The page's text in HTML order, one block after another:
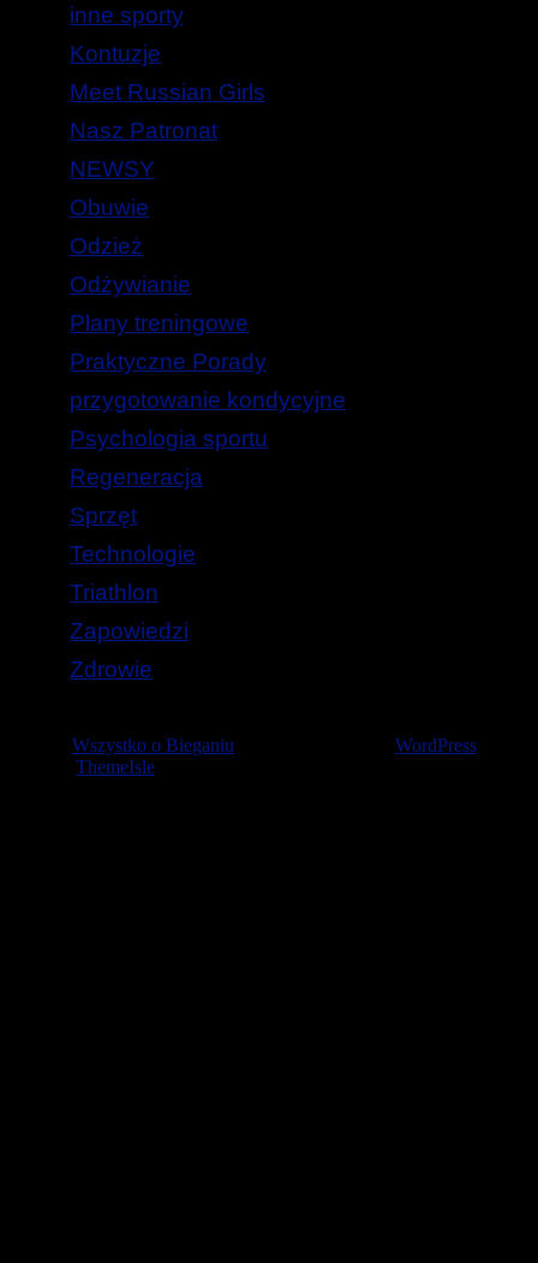
inne sporty
Kontuzje
Meet Russian Girls
Nasz Patronat
NEWSY
Obuwie
Odzież
Odżywianie
Plany treningowe
Praktyczne Porady
przygotowanie kondycyjne
Psychologia sportu
Regeneracja
Sprzęt
Technologie
Triathlon
Zapowiedzi
Zdrowie
Wszystko o Bieganiu
WordPress
ThemeIsle